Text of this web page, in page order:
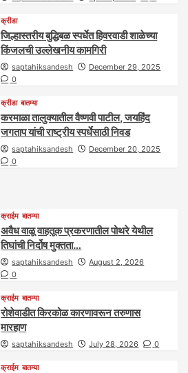
क्रीडा
जिल्हास्तरीय बुद्धिबळ स्पर्धेत हिवरवाडी शाळेच्या
किंजलची उल्लेखनीय कामगिरी
saptahiksandesh
December 29, 2025
0
क्रीडा बातम्या
करमाळा तालुक्यातील वैष्णवी पाटील, जयहिंद
जगताप यांची राष्ट्रीय स्पर्धेसाठी निवड
saptahiksandesh
December 20, 2025
0
क्राईम बातम्या
अवैध वाळू वाहतूक प्रकरणातील पोथरे येथील
तिघांची निर्दोष मुक्तता…
saptahiksandesh
August 2, 2026
0
क्राईम बातम्या
रोशेवाडीत किरकोळ कारणावरून तरुणास
मारहाण
saptahiksandesh July 28, 2026 0
क्राईम बातम्या